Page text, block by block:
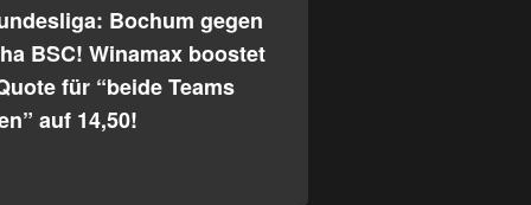
Bochum gegen
BSC! Winamax boostet
für “beide Teams
auf 14,50!